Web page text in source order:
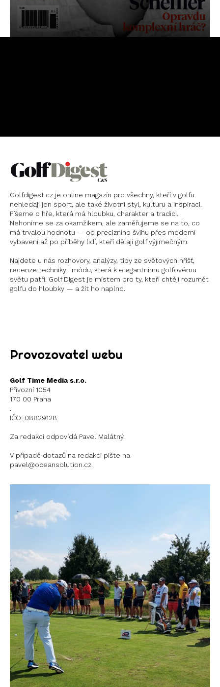
Golfdigest.cz je online magazín pro všechny, kteří v golfu
nehledají jen sport, ale také životní styl, kulturu a inspiraci.
Píšeme o hře, která má hloubku, charakter a tradici.
Nehoníme se za okamžikem, ale zaměřujeme se na to, co
má trvalou hodnotu — od precizního švihu přes moderní
vybavení až po příběhy lidí, kteří dělají golf výjimečným.
Najdete u nás rozhovory, analýzy, tipy ze světových hřišť,
recenze techniky i módu, která k elegantnímu golfovému
světu patří. Golf Digest je místem pro ty, kteří chtějí rozumět
golfu do hloubky — a žít ho naplno.
Provozovatel webu
Golf Time Media s.r.o.
Přívozní 1054
170 00 Praha
.
IČO: 08829128
Za redakci odpovídá Pavel Malátný.
V případě dotazů na redakci pište na
pavel@oceansolution.cz.